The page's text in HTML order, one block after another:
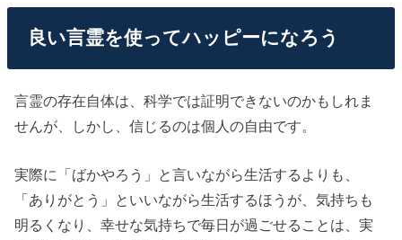
良い言霊を使ってハッピーになろう
言霊の存在自体は、科学では証明できないのかもしれま
せんが、しかし、信じるのは個人の自由です。
実際に「ばかやろう」と言いながら生活するよりも、
「ありがとう」といいながら生活するほうが、気持ちも
明るくなり、幸せな気持ちで毎日が過ごせることは、実